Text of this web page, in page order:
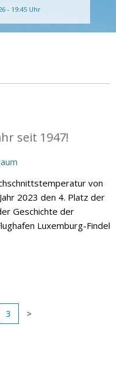
- 19:45 Uhr
seit 1947!
von
2023 den 4. Platz der
Geschichte der
Luxemburg-Findel
3